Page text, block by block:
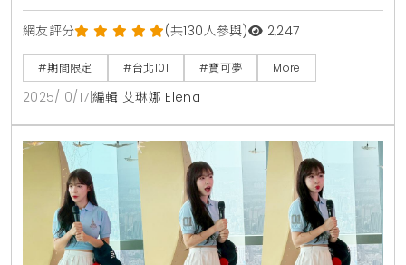
玩、挑戰套圈圈九宮格
網友評分 (共130人參與) 2,247
#期間限定 #台北101 #寶可夢 More
2025/10/17 編輯 艾琳娜 Elena